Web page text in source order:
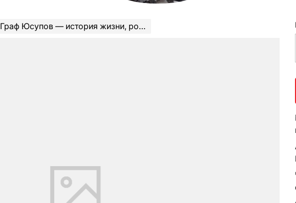
Граф Юсупов — история жизни, роскошь и величие